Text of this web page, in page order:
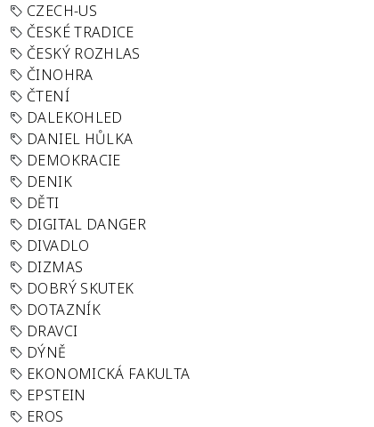
CZECH-US
ČESKÉ TRADICE
ČESKÝ ROZHLAS
ČINOHRA
ČTENÍ
DALEKOHLED
DANIEL HŮLKA
DEMOKRACIE
DENIK
DĚTI
DIGITAL DANGER
DIVADLO
DIZMAS
DOBRÝ SKUTEK
DOTAZNÍK
DRAVCI
DÝNĚ
EKONOMICKÁ FAKULTA
EPSTEIN
EROS